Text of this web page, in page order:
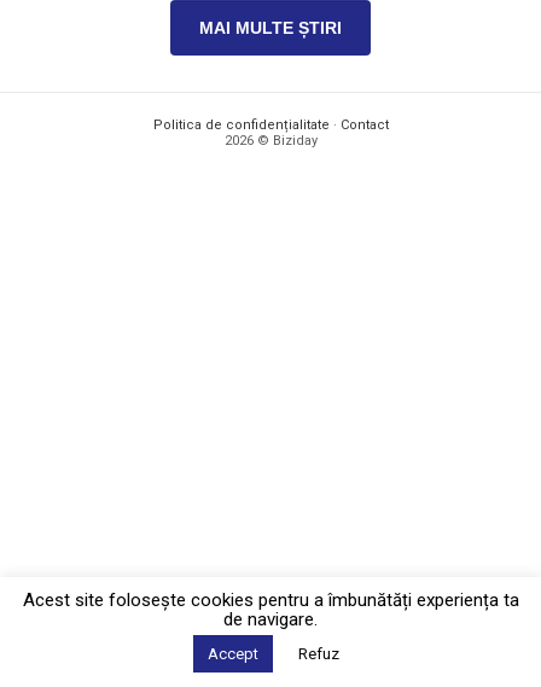
MAI MULTE ȘTIRI
Politica de confidențialitate · Contact
2026 © Biziday
Acest site foloseşte cookies pentru a îmbunătăți experiența ta
de navigare.
Accept Refuz